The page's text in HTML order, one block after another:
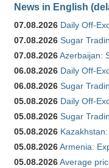
News in English
07.08.2026 Daily Off-
07.08.2026 Sugar
07.08.2026Azerbaijan:
06.08.2026 Daily Off-
06.08.2026 Sugar
05.08.2026 Daily Off-
05.08.2026 Sugar
05.08.2026
05.08.2026Armenia:
05.08.2026Average